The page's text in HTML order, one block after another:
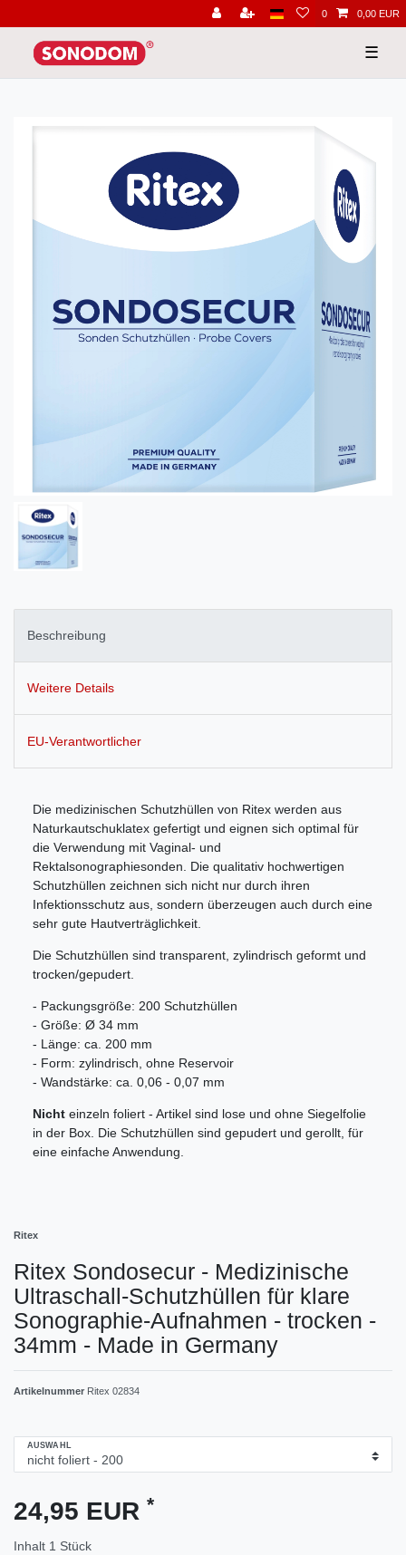
0 0,00 EUR
☰
Beschreibung
Weitere Details
EU-Verantwortlicher
Die medizinischen Schutzhüllen von Ritex werden aus
Naturkautschuklatex gefertigt und eignen sich optimal für
die Verwendung mit Vaginal- und
Rektalsonographiesonden. Die qualitativ hochwertigen
Schutzhüllen zeichnen sich nicht nur durch ihren
Infektionsschutz aus, sondern überzeugen auch durch eine
sehr gute Hautverträglichkeit.
Die Schutzhüllen sind transparent, zylindrisch geformt und
trocken/gepudert.
- Packungsgröße: 200 Schutzhüllen
- Größe: Ø 34 mm
- Länge: ca. 200 mm
- Form: zylindrisch, ohne Reservoir
- Wandstärke: ca. 0,06 - 0,07 mm
Nicht einzeln foliert - Artikel sind lose und ohne Siegelfolie
in der Box. Die Schutzhüllen sind gepudert und gerollt, für
eine einfache Anwendung.
Ritex
Ritex Sondosecur - Medizinische
Ultraschall-Schutzhüllen für klare
Sonographie-Aufnahmen - trocken -
34mm - Made in Germany
Artikelnummer Ritex 02834
AUSWAHL
24,95 EUR *
Inhalt 1 Stück